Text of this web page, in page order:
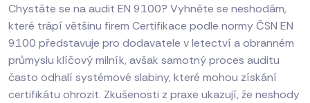
Chystáte se na audit EN 9100? Vyhněte se neshodám,
které trápí většinu firem Certifikace podle normy ČSN EN
9100 představuje pro dodavatele v letectví a obranném
průmyslu klíčový milník, avšak samotný proces auditu
často odhalí systémové slabiny, které mohou získání
certifikátu ohrozit. Zkušenosti z praxe ukazují, že neshody